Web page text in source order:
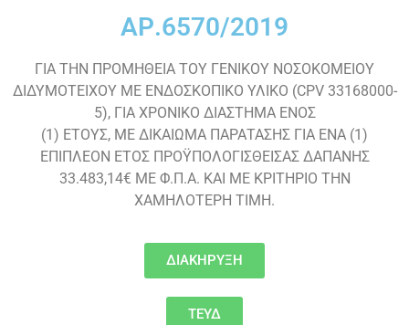
ΑΡ.6570/2019
ΓΙΑ ΤΗΝ ΠΡΟΜΗΘΕΙΑ ΤΟΥ ΓΕΝΙΚΟΥ ΝΟΣΟΚΟΜΕΙΟΥ
ΔΙΔΥΜΟΤΕΙΧΟΥ ME ΕΝΔΟΣΚΟΠΙΚΟ ΥΛΙΚΟ (CPV 33168000-
5), ΓΙΑ ΧΡΟΝΙΚΟ ΔΙΑΣΤΗΜΑ ΕΝΟΣ
(1) ΕΤΟΥΣ, ΜΕ ΔΙΚΑΙΩΜΑ ΠΑΡΑΤΑΣΗΣ ΓΙΑ ΕΝΑ (1)
ΕΠΙΠΛΕΟΝ ΕΤΟΣ ΠΡΟΫΠΟΛΟΓΙΣΘΕΙΣΑΣ ΔΑΠΑΝΗΣ
33.483,14€ ΜΕ Φ.Π.Α. ΚΑΙ ΜΕ ΚΡΙΤΗΡΙΟ ΤΗΝ
ΧΑΜΗΛΟΤΕΡΗ ΤΙΜΗ.
ΔΙΑΚΗΡΥΞΗ
ΤΕΥΔ